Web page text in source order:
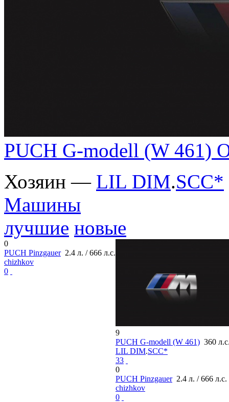
PUCH G-modell (W 461)
Хозяин — LIL DIM.SCC*
Машины
лучшие новые
0
PUCH Pinzgauer 2.4 л. / 666 л.с.
chizhkov
0
9
PUCH G-modell (W 461) 360
LIL DIM.SCC*
33
0
PUCH Pinzgauer 2.4 л. / 666 л.с.
chizhkov
0